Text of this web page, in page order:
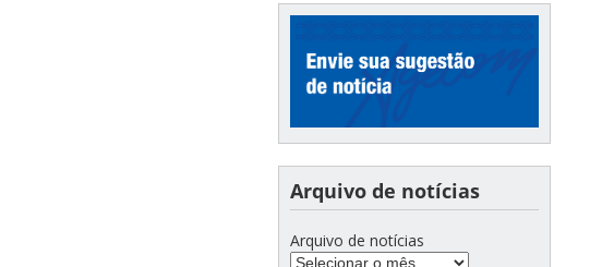
Arquivo de notícias
Arquivo de notícias